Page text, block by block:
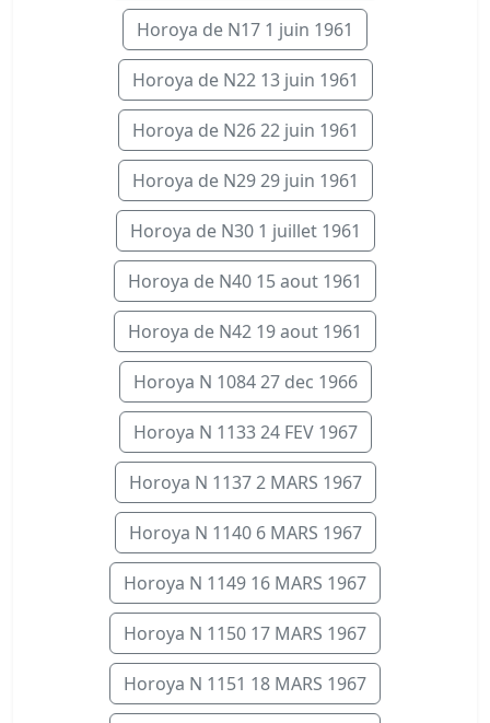
Horoya de N17 1 juin 1961
Horoya de N22 13 juin 1961
Horoya de N26 22 juin 1961
Horoya de N29 29 juin 1961
Horoya de N30 1 juillet 1961
Horoya de N40 15 aout 1961
Horoya de N42 19 aout 1961
Horoya N 1084 27 dec 1966
Horoya N 1133 24 FEV 1967
Horoya N 1137 2 MARS 1967
Horoya N 1140 6 MARS 1967
Horoya N 1149 16 MARS 1967
Horoya N 1150 17 MARS 1967
Horoya N 1151 18 MARS 1967